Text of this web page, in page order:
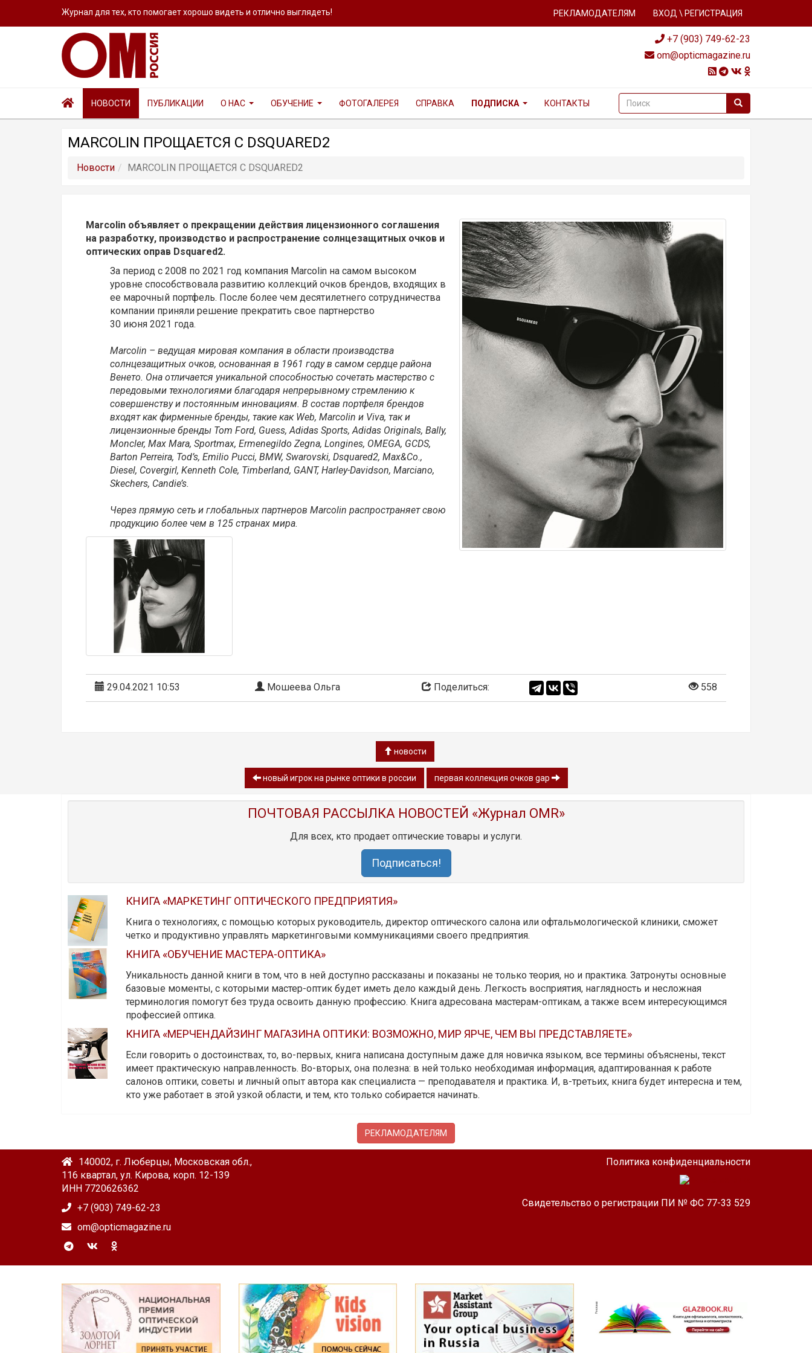
Журнал для тех, кто помогает хорошо видеть и отлично выглядеть! РЕКЛАМОДАТЕЛЯМ ВХОД \ РЕГИСТРАЦИЯ
+7 (903) 749-62-23
om@opticmagazine.ru
НОВОСТИ ПУБЛИКАЦИИ О НАС ОБУЧЕНИЕ ФОТОГАЛЕРЕЯ СПРАВКА ПОДПИСКА КОНТАКТЫ
MARCOLIN ПРОЩАЕТСЯ С DSQUARED2
Новости MARCOLIN ПРОЩАЕТСЯ С DSQUARED2
Marcolin объявляет о прекращении действия лицензионного соглашения
на разработку, производство и распространение солнцезащитных очков и
оптических оправ Dsquared2.
За период с 2008 по 2021 год компания Marcolin на самом высоком
уровне способствовала развитию коллекций очков брендов, входящих в
ее марочный портфель. После более чем десятилетнего сотрудничества
компании приняли решение прекратить свое партнерство
30 июня 2021 года.
Marcolin – ведущая мировая компания в области производства
солнцезащитных очков, основанная в 1961 году в самом сердце района
Венето. Она отличается уникальной способностью сочетать мастерство с
передовыми технологиями благодаря непрерывному стремлению к
совершенству и постоянным инновациям. В состав портфеля брендов
входят как фирменные бренды, такие как Web, Marcolin и Viva, так и
лицензионные бренды Tom Ford, Guess, Adidas Sports, Adidas Originals, Bally,
Moncler, Max Mara, Sportmax, Ermenegildo Zegna, Longines, OMEGA, GCDS,
Barton Perreira, Tod’s, Emilio Pucci, BMW, Swarovski, Dsquared2, Max&Co.,
Diesel, Covergirl, Kenneth Cole, Timberland, GANT, Harley-Davidson, Marciano,
Skechers, Candie’s.
Через прямую сеть и глобальных партнеров Marcolin распространяет свою
продукцию более чем в 125 странах мира.
29.04.2021 10:53 Мошеева Ольга Поделиться: 558
новости
новый игрок на рынке оптики в россии первая коллекция очков gap
ПОЧТОВАЯ РАССЫЛКА НОВОСТЕЙ «Журнал OMR»
Для всех, кто продает оптические товары и услуги.
Подписаться!
КНИГА «МАРКЕТИНГ ОПТИЧЕСКОГО ПРЕДПРИЯТИЯ»
Книга о технологиях, с помощью которых руководитель, директор оптического салона или офтальмологической клиники, сможет
четко и продуктивно управлять маркетинговыми коммуникациями своего предприятия.
КНИГА «ОБУЧЕНИЕ МАСТЕРА-ОПТИКА»
Уникальность данной книги в том, что в ней доступно рассказаны и показаны не только теория, но и практика. Затронуты основные
базовые моменты, с которыми мастер-оптик будет иметь дело каждый день. Легкость восприятия, наглядность и несложная
терминология помогут без труда освоить данную профессию. Книга адресована мастерам-оптикам, а также всем интересующимся
профессией оптика.
КНИГА «МЕРЧЕНДАЙЗИНГ МАГАЗИНА ОПТИКИ: ВОЗМОЖНО, МИР ЯРЧЕ, ЧЕМ ВЫ ПРЕДСТАВЛЯЕТЕ»
Если говорить о достоинствах, то, во-первых, книга написана доступным даже для новичка языком, все термины объяснены, текст
имеет практическую направленность. Во-вторых, она полезна: в ней только необходимая информация, адаптированная к работе
салонов оптики, советы и личный опыт автора как специалиста — преподавателя и практика. И, в-третьих, книга будет интересна и тем,
кто уже работает в этой узкой области, и тем, кто только собирается начинать.
РЕКЛАМОДАТЕЛЯМ
140002, г. Люберцы, Московская обл.,
116 квартал, ул. Кирова, корп. 12-139
ИНН 7720626362
+7 (903) 749-62-23
om@opticmagazine.ru
Политика конфиденциальности
Свидетельство о регистрации ПИ № ФС 77-33 529